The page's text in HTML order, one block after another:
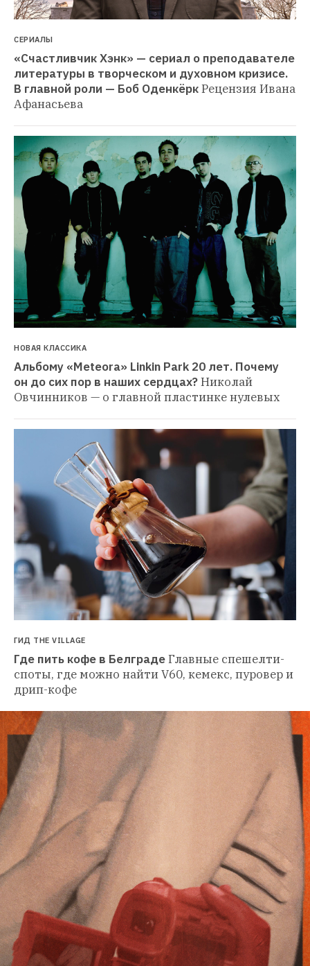
СЕРИАЛЫ
«Счастливчик Хэнк» — сериал о преподавателе
литературы в творческом и духовном кризисе.
В главной роли — Боб ОденкёркРецензия Ивана
Афанасьева
НОВАЯ КЛАССИКА
Альбому «Meteora» Linkin Park 20 лет. Почему
он до сих пор в наших сердцах?Николай
Овчинников — о главной пластинке нулевых
ГИД THE VILLAGE
Где пить кофе в БелградеГлавные спешелти-
споты, где можно найти V60, кемекс, пуровер и
дрип-кофе